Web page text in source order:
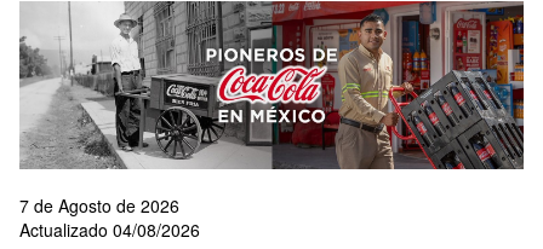
contenido
principal
7 de Agosto de 2026
Actualizado 04/08/2026